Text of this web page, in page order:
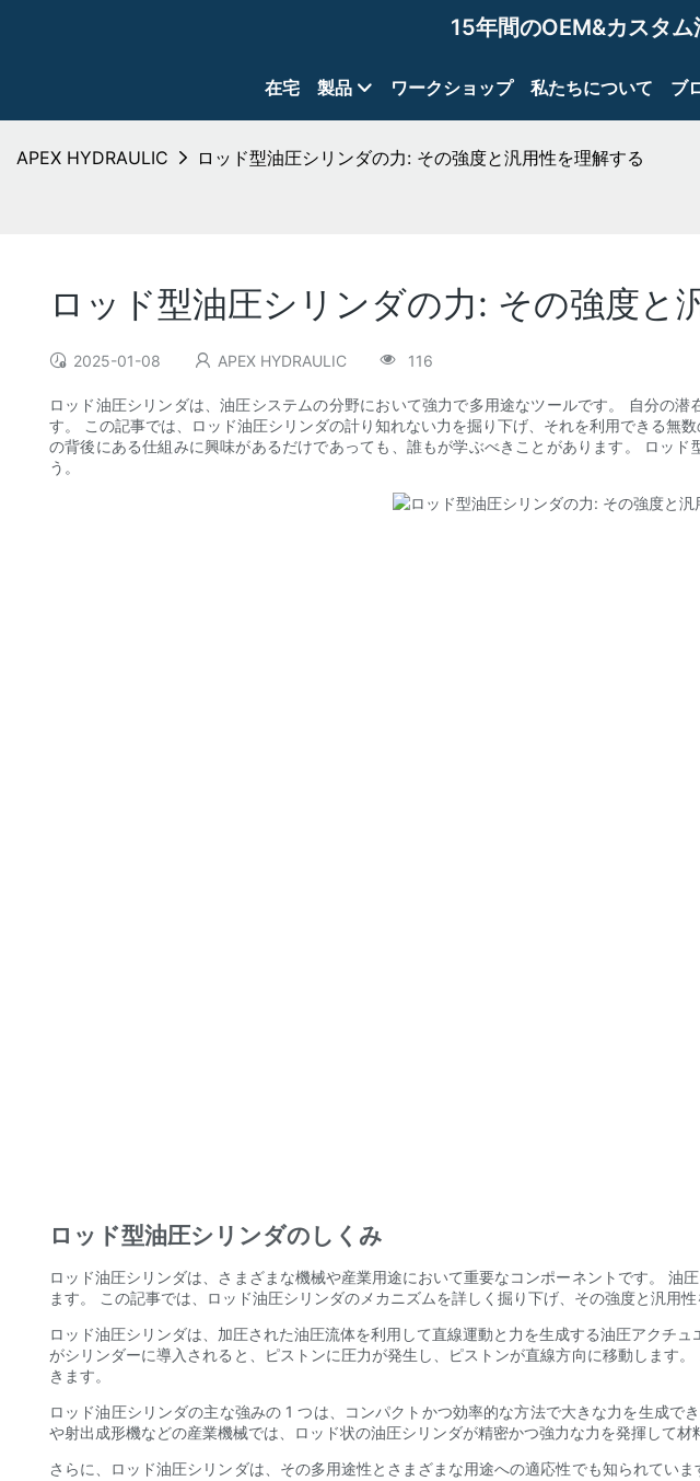
15年間のOEM&カスタム
在宅 製品 ワークショップ 私たちについて ブ
APEX HYDRAULIC ロッド型油圧シリンダの力: その強度と汎用性を理解する
ロッド型油圧シリンダの力: その強度と
2025-01-08 APEX HYDRAULIC 116
ロッド油圧シリンダは、油圧システムの分野において強力で多用途なツールです。 自分の
す。 この記事では、ロッド油圧シリンダの計り知れない力を掘り下げ、それを利用できる無
の背後にある仕組みに興味があるだけであっても、誰もが学ぶべきことがあります。 ロッ
う。
ロッド型油圧シリンダのしくみ
ロッド油圧シリンダは、さまざまな機械や産業用途において重要なコンポーネントです。
ます。 この記事では、ロッド油圧シリンダのメカニズムを詳しく掘り下げ、その強度と汎用性
ロッド油圧シリンダは、加圧された油圧流体を利用して直線運動と力を生成する油圧アクチ
がシリンダーに導入されると、ピストンに圧力が発生し、ピストンが直線方向に移動します
きます。
ロッド油圧シリンダの主な強みの 1 つは、コンパクトかつ効率的な方法で大きな力を生成
や射出成形機などの産業機械では、ロッド状の油圧シリンダが精密かつ強力な力を発揮して材
さらに、ロッド油圧シリンダは、その多用途性とさまざまな用途への適応性でも知られてい